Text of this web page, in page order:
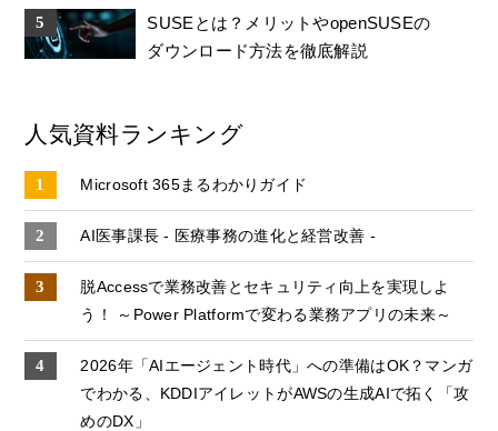
SUSEとは？メリットやopenSUSEの
ダウンロード方法を徹底解説
人気資料ランキング
Microsoft 365まるわかりガイド
AI医事課長 - 医療事務の進化と経営改善 -
脱Accessで業務改善とセキュリティ向上を実現しよ
う！ ～Power Platformで変わる業務アプリの未来～
2026年「AIエージェント時代」への準備はOK？マンガ
でわかる、KDDIアイレットがAWSの生成AIで拓く「攻
めのDX」